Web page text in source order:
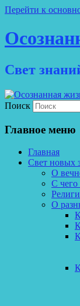
Перейти к
Свет
Поиск
Главное меню
Главная
Свет новых
О
С чего
О